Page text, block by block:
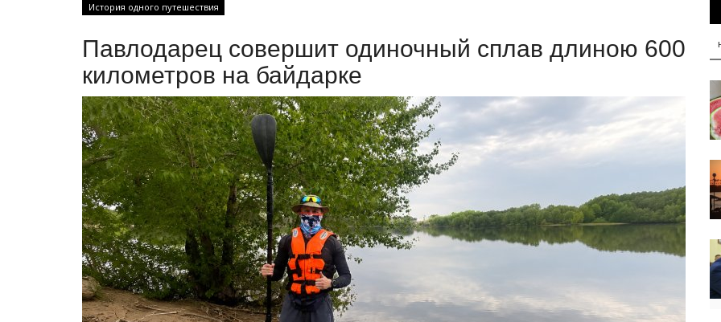
История одного путешествия
Павлодарец совершит одиночный сплав длиною 600
километров на байдарке